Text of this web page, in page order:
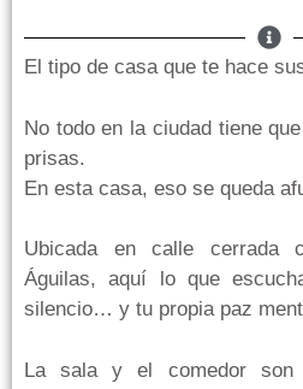
El tipo de casa que te hace
No todo en la ciudad tiene
prisas.
En esta casa, eso se queda
Ubicada en calle cerrada
Águilas, aquí lo que
silencio… y tu propia paz
La sala y el comedor son